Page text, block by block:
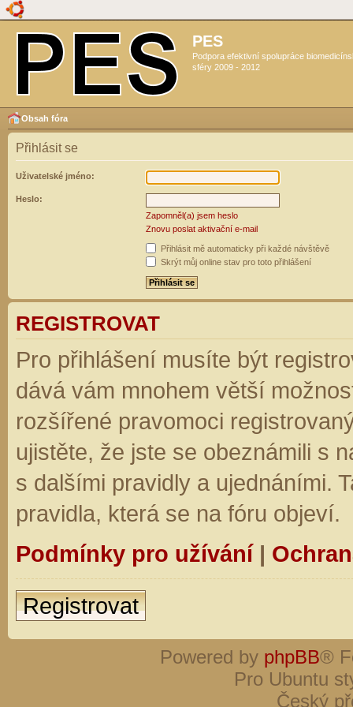
PES
Podpora efektivní spolupráce
sféry 2009 - 2012
Obsah fóra
Přihlásit se
Uživatelské jméno:
Heslo:
Zapomněl(a) jsem heslo
Znovu poslat aktivační e-mail
Přihlásit mě automaticky při každé návštěvě
Skrýt můj online stav pro toto přihlášení
REGISTROVAT
Pro přihlášení musíte být
dává vám mnohem větší
rozšířené pravomoci
ujistěte, že jste se obeznámili s
s dalšími pravidly a ujednáními.
pravidla, která se na fóru objeví.
Podmínky pro užívání|
Registrovat
Powered by phpBB®
Pro Ubuntu
Český